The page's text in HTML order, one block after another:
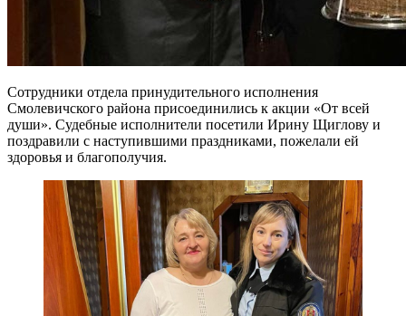
Сотрудники отдела принудительного исполнения
Смолевичского района присоединились к акции «От всей
души». Судебные исполнители посетили Ирину Щиглову и
поздравили с наступившими праздниками, пожелали ей
здоровья и благополучия.